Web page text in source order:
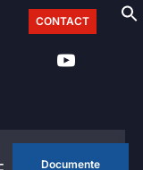
CONTACT
Documente